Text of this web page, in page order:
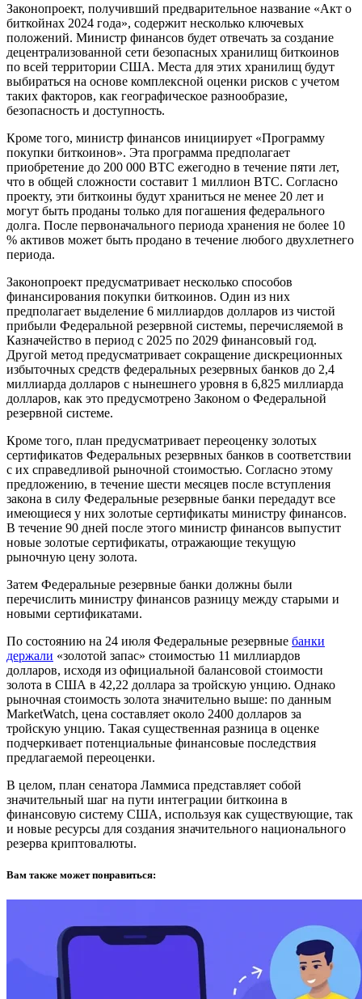
Законопроект, получивший предварительное название «Акт о
биткойнах 2024 года», содержит несколько ключевых
положений. Министр финансов будет отвечать за создание
децентрализованной сети безопасных хранилищ биткоинов
по всей территории США. Места для этих хранилищ будут
выбираться на основе комплексной оценки рисков с учетом
таких факторов, как географическое разнообразие,
безопасность и доступность.
Кроме того, министр финансов инициирует «Программу
покупки биткоинов». Эта программа предполагает
приобретение до 200 000 BTC ежегодно в течение пяти лет,
что в общей сложности составит 1 миллион BTC. Согласно
проекту, эти биткоины будут храниться не менее 20 лет и
могут быть проданы только для погашения федерального
долга. После первоначального периода хранения не более 10
% активов может быть продано в течение любого двухлетнего
периода.
Законопроект предусматривает несколько способов
финансирования покупки биткоинов. Один из них
предполагает выделение 6 миллиардов долларов из чистой
прибыли Федеральной резервной системы, перечисляемой в
Казначейство в период с 2025 по 2029 финансовый год.
Другой метод предусматривает сокращение дискреционных
избыточных средств федеральных резервных банков до 2,4
миллиарда долларов с нынешнего уровня в 6,825 миллиарда
долларов, как это предусмотрено Законом о Федеральной
резервной системе.
Кроме того, план предусматривает переоценку золотых
сертификатов Федеральных резервных банков в соответствии
с их справедливой рыночной стоимостью. Согласно этому
предложению, в течение шести месяцев после вступления
закона в силу Федеральные резервные банки передадут все
имеющиеся у них золотые сертификаты министру финансов.
В течение 90 дней после этого министр финансов выпустит
новые золотые сертификаты, отражающие текущую
рыночную цену золота.
Затем Федеральные резервные банки должны были
перечислить министру финансов разницу между старыми и
новыми сертификатами.
По состоянию на 24 июля Федеральные резервные банки
держали «золотой запас» стоимостью 11 миллиардов
долларов, исходя из официальной балансовой стоимости
золота в США в 42,22 доллара за тройскую унцию. Однако
рыночная стоимость золота значительно выше: по данным
MarketWatch, цена составляет около 2400 долларов за
тройскую унцию. Такая существенная разница в оценке
подчеркивает потенциальные финансовые последствия
предлагаемой переоценки.
В целом, план сенатора Ламмиса представляет собой
значительный шаг на пути интеграции биткоина в
финансовую систему США, используя как существующие, так
и новые ресурсы для создания значительного национального
резерва криптовалюты.
Вам также может понравиться: